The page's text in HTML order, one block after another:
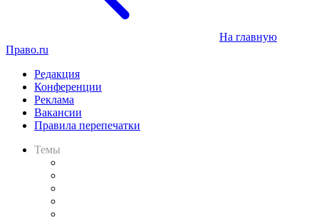
На главную
Право.ru
Редакция
Конференции
Реклама
Вакансии
Правила перепечатки
Темы